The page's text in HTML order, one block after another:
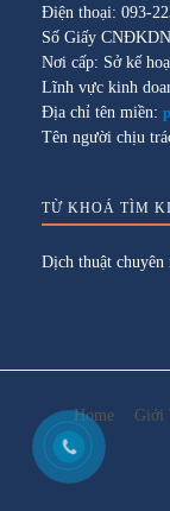
Điện thoại: 093-
Số Giấy
Nơi cấp: Sở kế
Lĩnh vực kinh
Địa chỉ tên miền:
Tên người chịu
TỪ KHOÁ TÌM
Dịch thuật chuyên
Home Giới